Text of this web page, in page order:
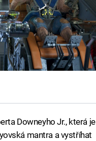
Downeyho Jr., která je
mantra a vystříhat